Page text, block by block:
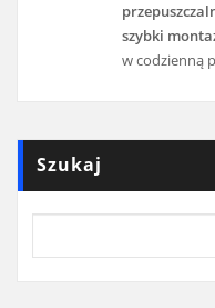
szybki
w codzienną
Szukaj